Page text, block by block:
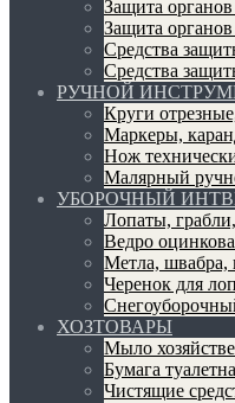
Защита органов
Защита
Средства
Средства
РУЧНОЙ
Круги
Маркеры,
Нож
Малярный
УБОРОЧНЫЙ
Лопаты,
Ведро
Метла, швабра,
Черенок для
ХОЗТОВАРЫ
Мыло
Бумага
Чистящие